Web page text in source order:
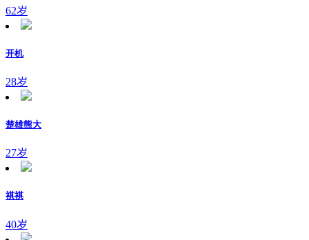
62岁
开机
28岁
楚雄熊大
27岁
祺祺
40岁